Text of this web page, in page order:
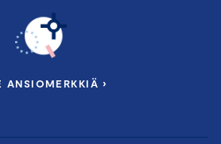
ANSIOMERKKIÄ ›